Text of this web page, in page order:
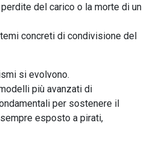
del carico o la morte di un
concreti di condivisione del
si evolvono.
più avanzati di
per sostenere il
esposto a pirati,